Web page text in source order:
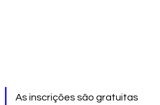
As inscrições são gratuitas